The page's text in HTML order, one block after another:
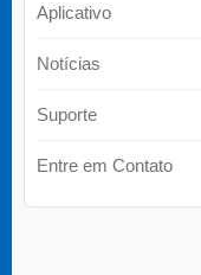
Aplicativo
Notícias
Suporte
Entre em Contato